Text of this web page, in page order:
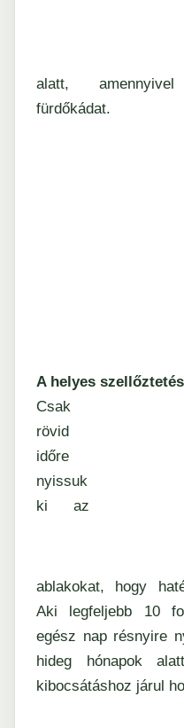
alatt,
fürdőkádat.
A helyes szellőztetés
Csak
rövid
időre
nyissuk
ki az
ablakokat, hogy
Aki legfeljebb 10
egész nap résnyire
hideg hónapok
kibocsátáshoz járul